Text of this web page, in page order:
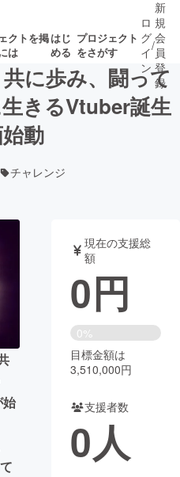
クトを掲
は
はじ
める
プロジェクト
をさがす
ロ募集終了が近いプ
ット
書籍・雑誌
チャレンジ
化
CAMPFIRE Creation
コミュニティ
ロ
グ
イ
ン
/
新
規
会
員
登
録
に歩み、闘って
きるVtuber誕生
動
チャレンジ
始
現在の支援総
額
0円
0%
目標金額は
3,510,000円
支援者数
0人